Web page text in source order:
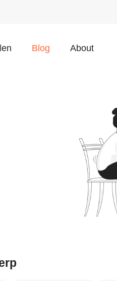
Blog About